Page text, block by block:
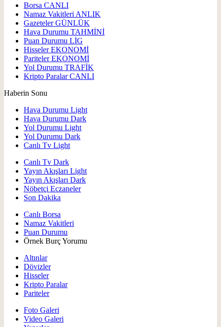
Borsa CANLI
Namaz Vakitleri ANLIK
GazetelerGÜNLÜK
Hava Durumu TAHMİNİ
Puan Durumu LİG
HisselerEKONOMİ
ParitelerEKONOMİ
Yol Durumu TRAFİK
Kripto ParalarCANLI
Haberin Sonu
Hava Durumu Light
Hava Durumu Dark
Yol Durumu Light
Yol Durumu Dark
Canlı Tv Light
Canlı Tv Dark
Yayın Akışları Light
Yayın Akışları Dark
Nöbetçi Eczaneler
Son Dakika
Canlı Borsa
Namaz Vakitleri
Puan Durumu
Örnek Burç Yorumu
Altınlar
Dövizler
Hisseler
Kripto Paralar
Pariteler
Foto Galeri
Video Galeri